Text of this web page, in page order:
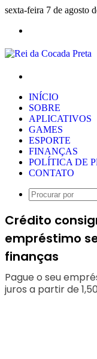
sexta-feira 7 de agosto
INÍCIO
SOBRE
APLICATIVOS
GAMES
ESPORTE
FINANÇAS
POLÍTICA DE
CONTATO
Crédito
empréstimo
finanças
Pague o seu
juros a partir de